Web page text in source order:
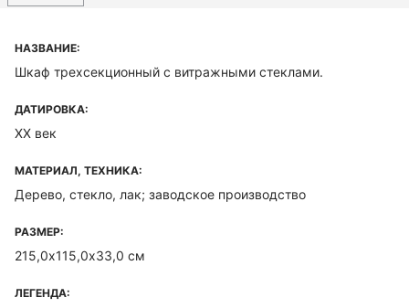
НАЗВАНИЕ:
Шкаф трехсекционный с витражными стеклами.
ДАТИРОВКА:
XX век
МАТЕРИАЛ, ТЕХНИКА:
Дерево, стекло, лак; заводское производство
РАЗМЕР:
215,0х115,0х33,0 см
ЛЕГЕНДА: